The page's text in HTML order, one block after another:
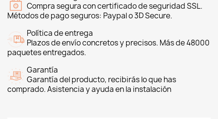
Compra segura con certificado de seguridad SSL.
Métodos de pago seguros: Paypal o 3D Secure.
Política de entrega
Plazos de envío concretos y precisos. Más de 48000
paquetes entregados.
Garantía
Garantía del producto, recibirás lo que has
comprado. Asistencia y ayuda en la instalación